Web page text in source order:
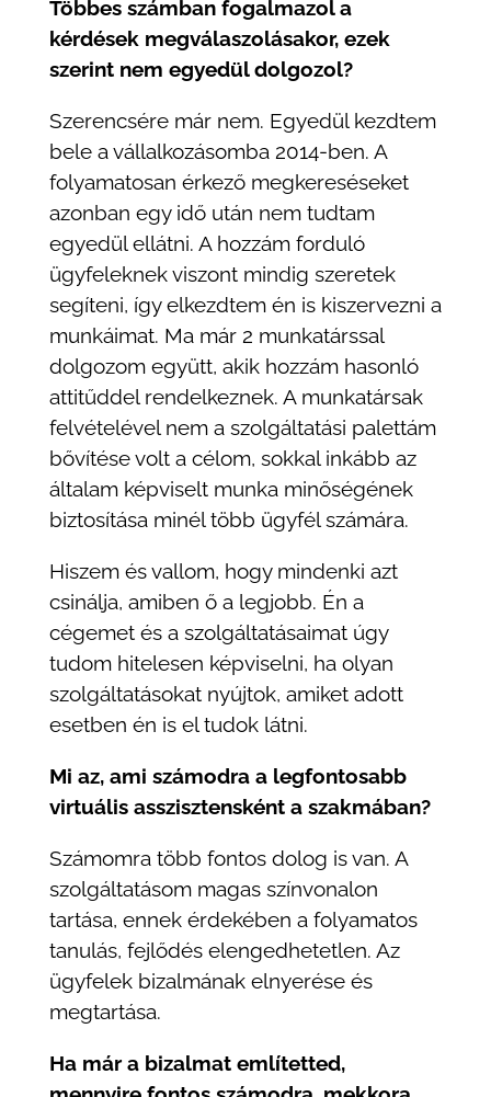
Többes számban fogalmazol a
kérdések megválaszolásakor, ezek
szerint nem egyedül dolgozol?
Szerencsére már nem. Egyedül kezdtem
bele a vállalkozásomba 2014-ben. A
folyamatosan érkező megkereséseket
azonban egy idő után nem tudtam
egyedül ellátni. A hozzám forduló
ügyfeleknek viszont mindig szeretek
segíteni, így elkezdtem én is kiszervezni a
munkáimat. Ma már 2 munkatárssal
dolgozom együtt, akik hozzám hasonló
attitűddel rendelkeznek. A munkatársak
felvételével nem a szolgáltatási palettám
bővítése volt a célom, sokkal inkább az
általam képviselt munka minőségének
biztosítása minél több ügyfél számára.
Hiszem és vallom, hogy mindenki azt
csinálja, amiben ő a legjobb. Én a
cégemet és a szolgáltatásaimat úgy
tudom hitelesen képviselni, ha olyan
szolgáltatásokat nyújtok, amiket adott
esetben én is el tudok látni.
Mi az, ami számodra a legfontosabb
virtuális asszisztensként a szakmában?
Számomra több fontos dolog is van. A
szolgáltatásom magas színvonalon
tartása, ennek érdekében a folyamatos
tanulás, fejlődés elengedhetetlen. Az
ügyfelek bizalmának elnyerése és
megtartása.
Ha már a bizalmat említetted,